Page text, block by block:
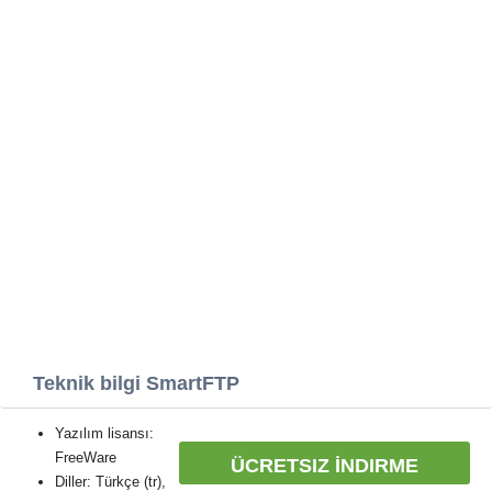
Teknik bilgi SmartFTP
ÜCRETSIZ İNDIRME
Yazılım lisansı:
FreeWare
Diller: Türkçe (tr),